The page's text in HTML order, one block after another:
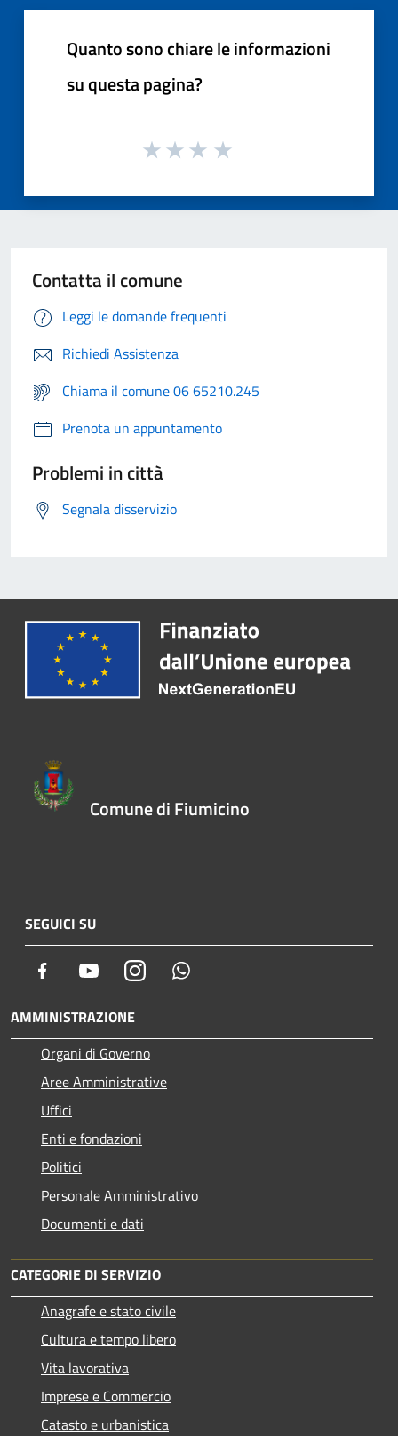
Quanto sono chiare le informazioni
su questa pagina?
Contatta il comune
Leggi le domande frequenti
Richiedi Assistenza
Chiama il comune 06 65210.245
Prenota un appuntamento
Problemi in città
Segnala disservizio
Comune di Fiumicino
SEGUICI SU
Facebook YoutubeInstagram
AMMINISTRAZIONE
Organi di Governo
Aree Amministrative
Uffici
Enti e fondazioni
Politici
Personale Amministrativo
Documenti e dati
CATEGORIE DI SERVIZIO
Anagrafe e stato civile
Cultura e tempo libero
Vita lavorativa
Imprese e Commercio
Catasto e urbanistica